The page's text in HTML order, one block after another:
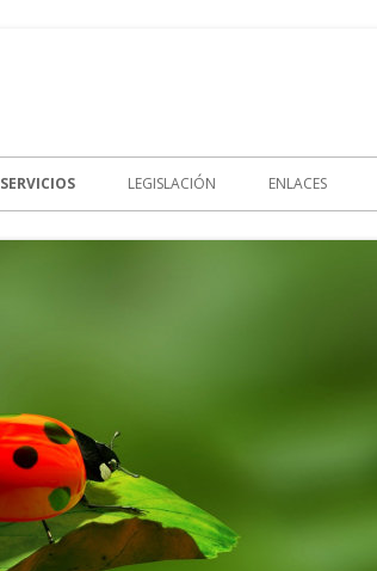
SERVICIOS LEGISLACIÓN ENLACES